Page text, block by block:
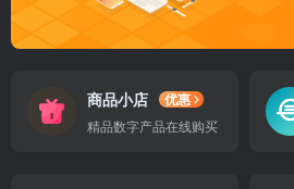
商品小店
优惠
精品数字产品在线购买